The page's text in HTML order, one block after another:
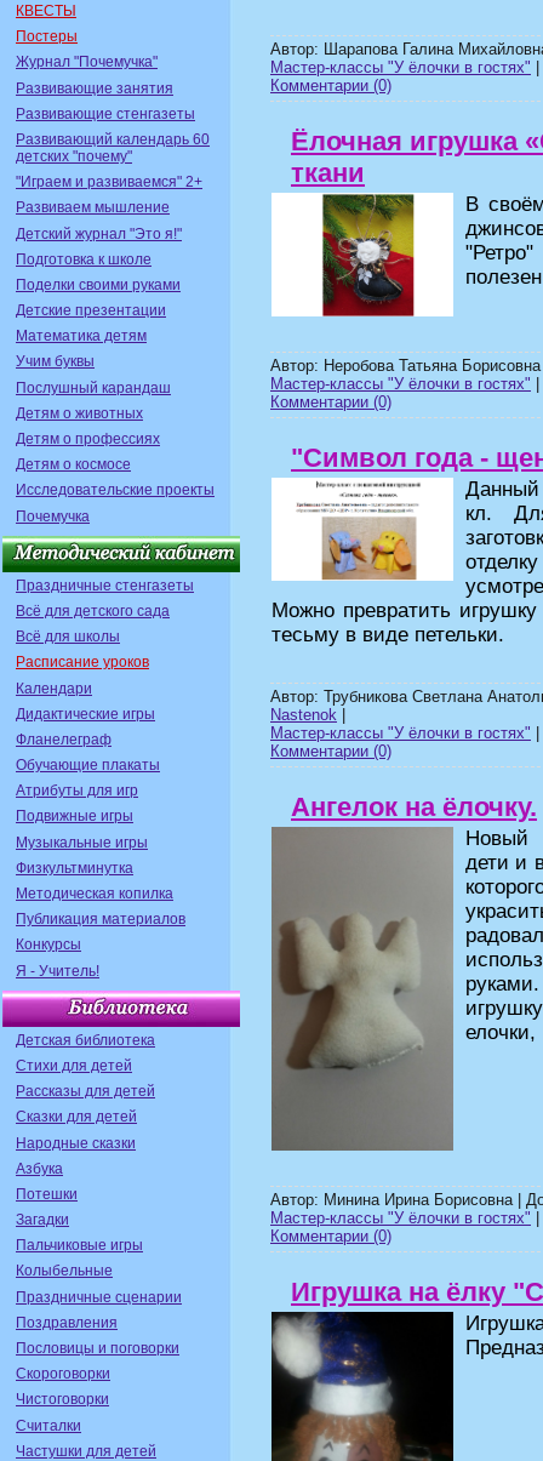
КВЕСТЫ
Постеры
Журнал "Почемучка"
Развивающие занятия
Развивающие стенгазеты
Развивающий календарь 60
детских "почему"
"Играем и развиваемся" 2+
Развиваем мышление
Детский журнал "Это я!"
Подготовка к школе
Поделки своими руками
Детские презентации
Математика детям
Учим буквы
Послушный карандаш
Детям о животных
Детям о профессиях
Детям о космосе
Исследовательские проекты
Почемучка
Праздничные стенгазеты
Всё для детского сада
Всё для школы
Расписание уроков
Календари
Дидактические игры
Фланелеграф
Обучающие плакаты
Атрибуты для игр
Подвижные игры
Музыкальные игры
Физкультминутка
Методическая копилка
Публикация материалов
Конкурсы
Я - Учитель!
Детская библиотека
Стихи для детей
Рассказы для детей
Сказки для детей
Народные сказки
Азбука
Потешки
Загадки
Пальчиковые игры
Колыбельные
Праздничные сценарии
Поздравления
Пословицы и поговорки
Скороговорки
Чистоговорки
Считалки
Частушки для детей
Автор: Шарапова Галина
Мастер-классы "У ёлочки в гостях"
Комментарии (0)
Ёлочная игрушка
ткани
В
Автор: Неробова Татьяна
Мастер-классы "У ёлочки в гостях"
Комментарии (0)
"Символ года -
кл.
Можно превратить
тесьму в виде петельки.
Автор: Трубникова Светлана
Nastenok
Мастер-классы "У ёлочки в гостях"
Комментарии (0)
Ангелок на ёлочку.
Новый
дети и
Автор: Минина Ирина Борисовна |
Мастер-классы "У ёлочки в гостях"
Комментарии (0)
Игрушка на ёлку